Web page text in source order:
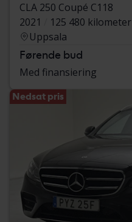
CLA 250 Coupé C118
2021
125 480 kilometer
Uppsala
Førende bud
Med finansiering
Nedsat pris